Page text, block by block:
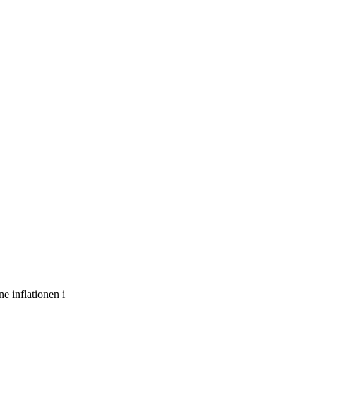
inflationen i